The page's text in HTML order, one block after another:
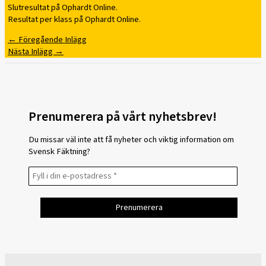
Slutresultat på Ophardt Online.
Resultat per klass på Ophardt Online.
←Föregående Inlägg
Nästa Inlägg→
Prenumerera på vårt nyhetsbrev!
Du missar väl inte att få nyheter och viktig information om
Svensk Fäktning?